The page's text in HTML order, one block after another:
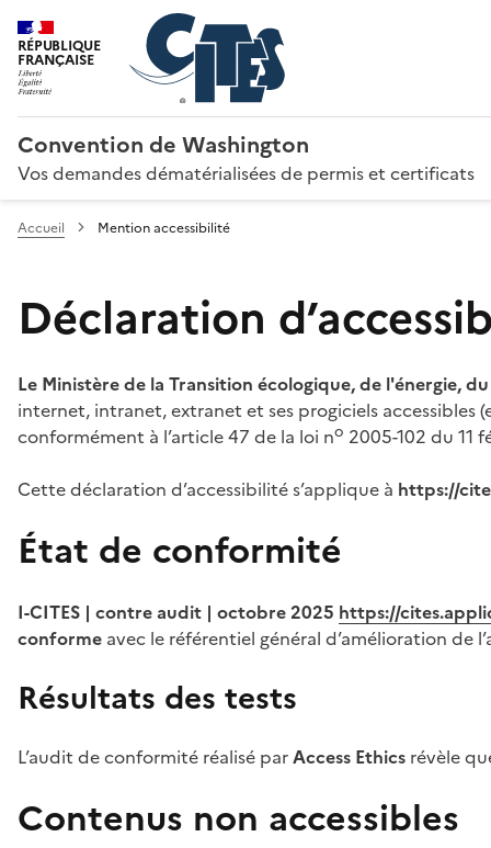
RÉPUBLIQUE
FRANÇAISE
Convention de Washington
Vos demandes dématérialisées de permis et certificats
Accueil Mention accessibilité
Déclaration
Le Ministère de la Transition écologique, de l'énergie,
internet, intranet, extranet et ses progiciels
conformément à l’article 47 de la loi no 2005-102 du 11
Cette déclaration d’accessibilité s’applique à https://
État de conformité
I-CITES | contre audit | octobre 2025 https://
conforme avec le référentiel général d’amélioration de
Résultats des tests
L’audit de conformité réalisé parAccess Ethics révèle
Contenus non accessibles